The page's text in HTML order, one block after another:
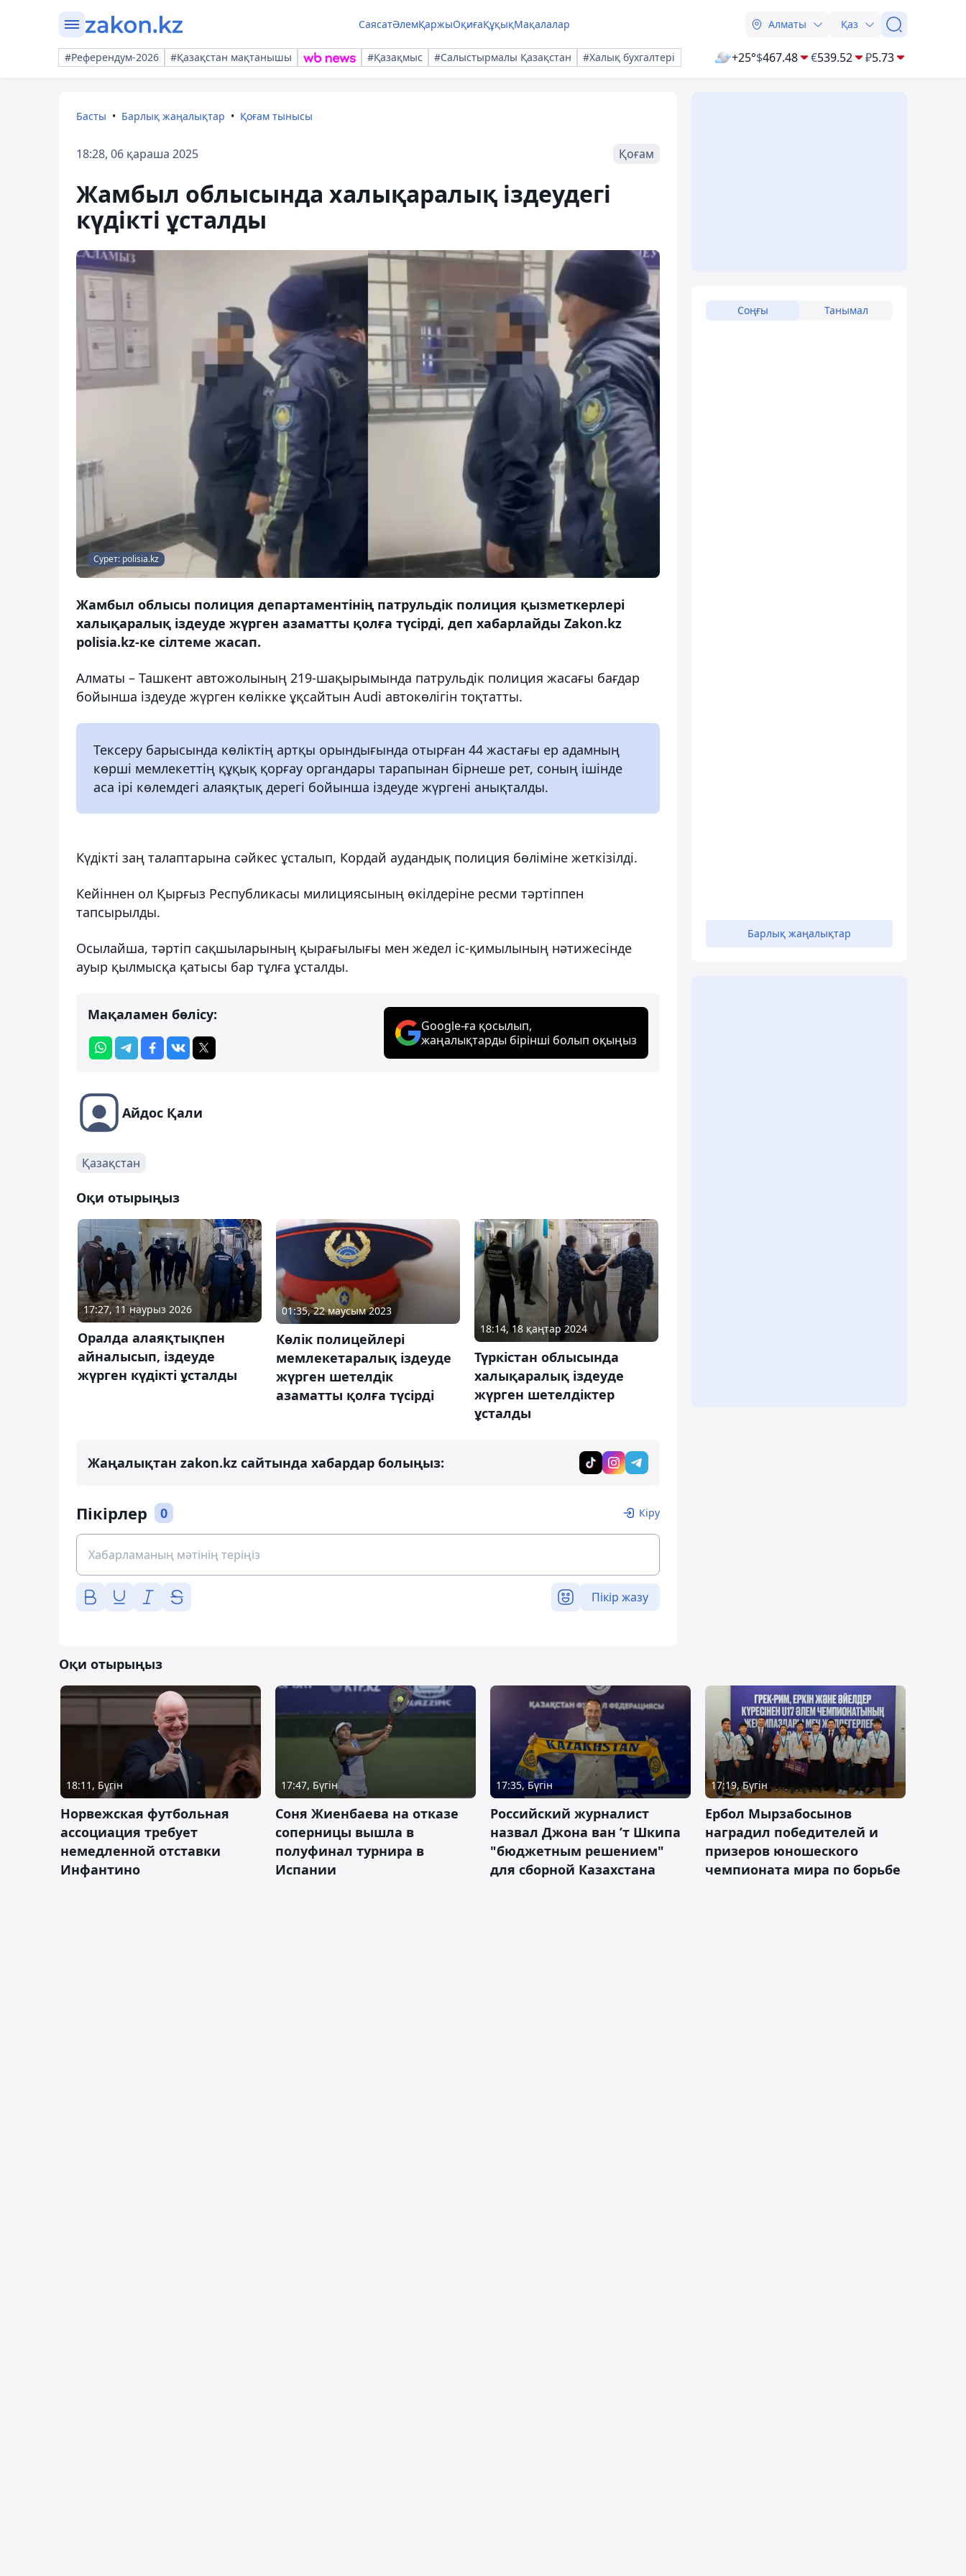
СаясатӘлемҚаржыОқиғаҚұқықМақалалар Алматы Қаз
#Референдум-2026 #Қазақстан мақтанышы #Қазақмыс #Салыстырмалы Қазақстан #Халық бухгалтері +25°$467.48 €539.52 ₽5.73
Басты Барлық жаңалықтар Қоғам тынысы
18:28, 06 қараша 2025 Қоғам
Жамбыл облысында халықаралық іздеудегі
күдікті ұсталды
Сурет: polisia.kz
Жамбыл облысы полиция департаментінің патрульдік полиция қызметкерлері
халықаралық іздеуде жүрген азаматты қолға түсірді, деп хабарлайды Zakon.kz
polisia.kz-ке сілтеме жасап.
Алматы – Ташкент автожолының 219-шақырымында патрульдік полиция жасағы бағдар
бойынша іздеуде жүрген көлікке ұқсайтын Audi автокөлігін тоқтатты.
Тексеру барысында көліктің артқы орындығында отырған 44 жастағы ер адамның
көрші мемлекеттің құқық қорғау органдары тарапынан бірнеше рет, соның ішінде
аса ірі көлемдегі алаяқтық дерегі бойынша іздеуде жүргені анықталды.
Күдікті заң талаптарына сәйкес ұсталып, Кордай аудандық полиция бөліміне жеткізілді.
Кейіннен ол Қырғыз Республикасы милициясының өкілдеріне ресми тәртіппен
тапсырылды.
Осылайша, тәртіп сақшыларының қырағылығы мен жедел іс-қимылының нәтижесінде
ауыр қылмысқа қатысы бар тұлға ұсталды.
Мақаламен бөлісу:
Google-ға қосылып,
жаңалықтарды бірінші болып оқыңыз
Айдос Қали
Қазақстан
Оқи отырыңыз
17:27, 11 наурыз 2026
Оралда алаяқтықпен
айналысып, іздеуде
жүрген күдікті ұсталды
01:35, 22 маусым 2023
Көлік полицейлері
мемлекетаралық іздеуде
жүрген шетелдік
азаматты қолға түсірді
18:14, 18 қаңтар 2024
Түркістан облысында
халықаралық іздеуде
жүрген шетелдіктер
ұсталды
Жаңалықтан zakon.kz сайтында хабардар болыңыз:
Пікірлер 0 Кіру
Пікір жазу
Соңғы Танымал
Барлық жаңалықтар
Оқи отырыңыз
18:11, Бүгін
Норвежская футбольная
ассоциация требует
немедленной отставки
Инфантино
17:47, Бүгін
Соня Жиенбаева на отказе
соперницы вышла в
полуфинал турнира в
Испании
17:35, Бүгін
Российский журналист
назвал Джона ван ’т Шкипа
"бюджетным решением"
для сборной Казахстана
17:19, Бүгін
Ербол Мырзабосынов
наградил победителей и
призеров юношеского
чемпионата мира по борьбе